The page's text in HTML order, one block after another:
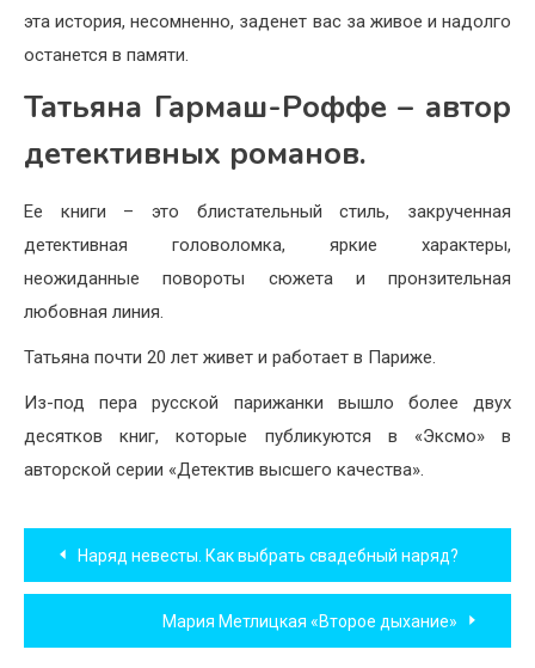
эта история, несомненно, заденет вас за живое и надолго
останется в памяти.
Татьяна Гармаш-Роффе– автор
детективных романов.
Ее книги – это блистательный стиль, закрученная
детективная головоломка, яркие характеры,
неожиданные повороты сюжета и пронзительная
любовная линия.
Татьяна почти 20 лет живет и работает в Париже.
Из-под пера русской парижанки вышло более двух
десятков книг, которые публикуются в «Эксмо» в
авторской серии «Детектив высшего качества».
Навигация
по
записям
Наряд невесты. Как выбрать свадебный наряд?
Мария Метлицкая «Второе дыхание»